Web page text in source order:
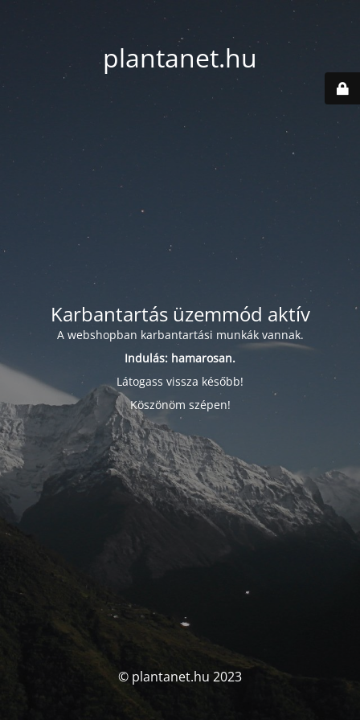
plantanet.hu
Karbantartás üzemmód aktív
A webshopban karbantartási munkák vannak.
Indulás: hamarosan.
Látogass vissza később!
Köszönöm szépen!
© plantanet.hu 2023